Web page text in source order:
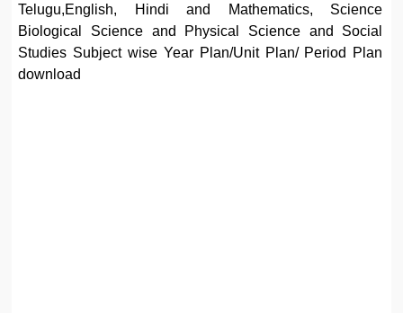
Telugu,English, Hindi and Mathematics, Science
Biological Science and Physical Science and Social
Studies Subject wise Year Plan/Unit Plan/ Period Plan
download